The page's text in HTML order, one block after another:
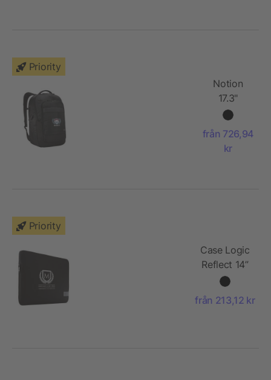
Priority
Notion
17.3"
laptop
ryggsäck
från 726,94
kr
Priority
Case Logic
Reflect 14”
laptopfodral
från 213,12 kr